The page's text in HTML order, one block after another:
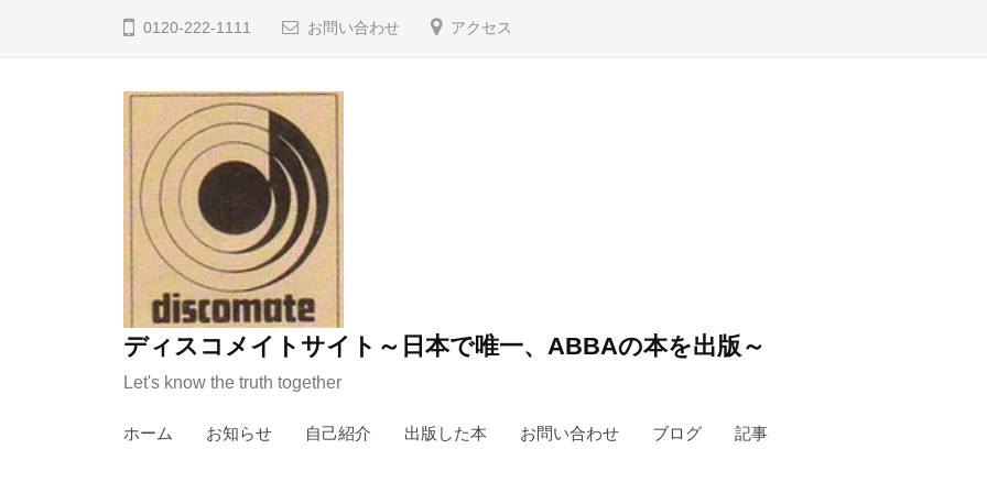
0120-222-1111 お問い合わせ アクセス
ディスコメイトサイト～日本で唯一、ABBAの本を出版～
Let's know the truth together
ホーム お知らせ 自己紹介 出版した本 お問い合わせ ブログ 記事